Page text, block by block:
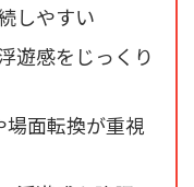
しやすい
遊感をじっくり
面転換が重視